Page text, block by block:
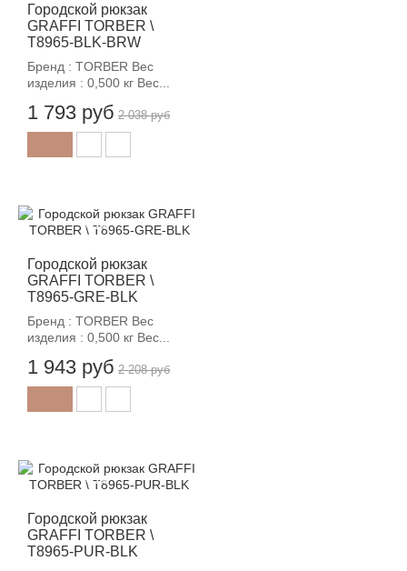
Городской рюкзак
GRAFFI TORBER \
T8965-BLK-BRW
Бренд : TORBER Вес
изделия : 0,500 кг Вес...
1 793 руб 2 038 руб
Городской рюкзак
GRAFFI TORBER \
T8965-GRE-BLK
Бренд : TORBER Вес
изделия : 0,500 кг Вес...
1 943 руб
-12%
2 208 руб
Городской рюкзак
GRAFFI TORBER \
T8965-PUR-BLK
-12%